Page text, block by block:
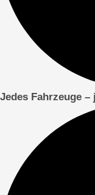
Jedes Fahrzeuge –